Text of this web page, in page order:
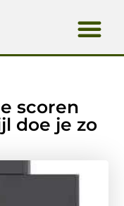
scoren
doe je zo